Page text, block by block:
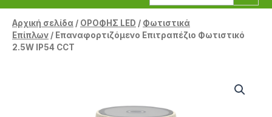
Αρχική σελίδα/ ΟΡΟΦΗΣ LED / Φωτιστικά
Επίπλων/ Επαναφορτιζόμενο Επιτραπέζιο Φωτιστικό
2.5W IP54 CCT